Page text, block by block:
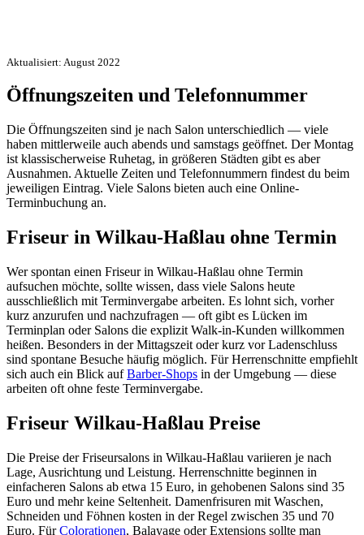
Aktualisiert: August 2022
Öffnungszeiten und Telefonnummer
Die Öffnungszeiten sind je nach Salon unterschiedlich — viele
haben mittlerweile auch abends und samstags geöffnet. Der Montag
ist klassischerweise Ruhetag, in größeren Städten gibt es aber
Ausnahmen. Aktuelle Zeiten und Telefonnummern findest du beim
jeweiligen Eintrag. Viele Salons bieten auch eine Online-
Terminbuchung an.
Friseur in Wilkau-Haßlau ohne Termin
Wer spontan einen Friseur in Wilkau-Haßlau ohne Termin
aufsuchen möchte, sollte wissen, dass viele Salons heute
ausschließlich mit Terminvergabe arbeiten. Es lohnt sich, vorher
kurz anzurufen und nachzufragen — oft gibt es Lücken im
Terminplan oder Salons die explizit Walk-in-Kunden willkommen
heißen. Besonders in der Mittagszeit oder kurz vor Ladenschluss
sind spontane Besuche häufig möglich. Für Herrenschnitte empfiehlt
sich auch ein Blick aufBarber-Shops in der Umgebung — diese
arbeiten oft ohne feste Terminvergabe.
Friseur Wilkau-Haßlau Preise
Die Preise der Friseursalons in Wilkau-Haßlau variieren je nach
Lage, Ausrichtung und Leistung. Herrenschnitte beginnen in
einfacheren Salons ab etwa 15 Euro, in gehobenen Salons sind 35
Euro und mehr keine Seltenheit. Damenfrisuren mit Waschen,
Schneiden und Föhnen kosten in der Regel zwischen 35 und 70
Euro. FürColorationen, Balayage oder Extensions sollte man